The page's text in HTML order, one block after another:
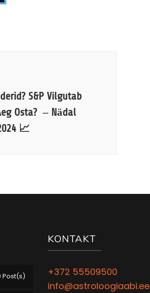
S&P Vilgutab
Osta? – Nädal
📈
Post(s)
KONTAKT
+372 55509500
info@astroloogiaabi.ee